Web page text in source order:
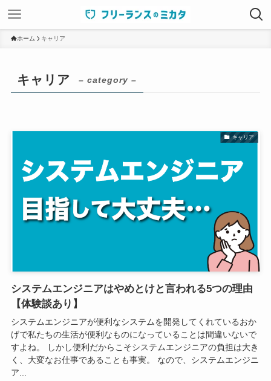
ホーム キャリア
キャリア – category –
キャリア
システムエンジニアはやめとけと言われる5つの理由
【体験談あり】
システムエンジニアが便利なシステムを開発してくれているおか
げで私たちの生活が便利なものになっていることは間違いないで
すよね。 しかし便利だからこそシステムエンジニアの負担は大き
く、大変なお仕事であることも事実。 なので、システムエンジニ
ア...